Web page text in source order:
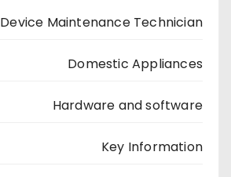
Device Maintenance Technician
Domestic Appliances
Hardware and software
Key Information